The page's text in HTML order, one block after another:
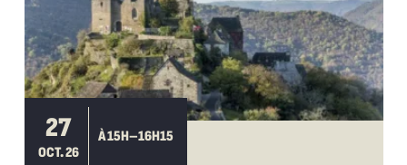
27
OCT. 26
À 15H–16H15